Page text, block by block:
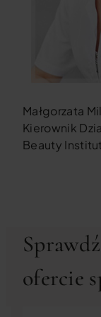
Małgorzata
Kierownik
Beauty
ofercie